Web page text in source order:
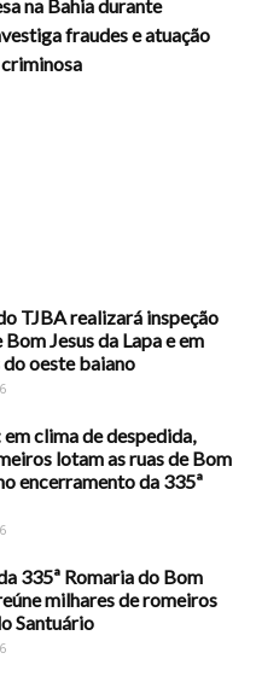
na Bahia durante
fraudes e atuação
TJBA realizará inspeção
Jesus da Lapa e em
oeste baiano
clima de despedida,
lotam as ruas de Bom
encerramento da 335ª
335ª Romaria do Bom
milhares de romeiros
Santuário